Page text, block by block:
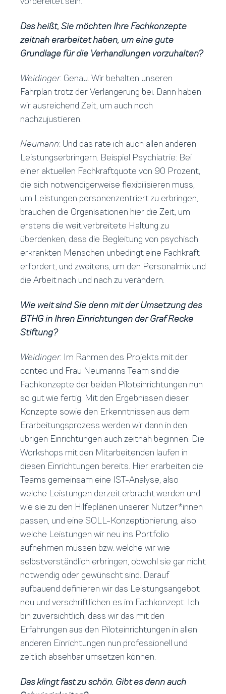
Das heißt, Sie möchten Ihre Fachkonzepte
zeitnah erarbeitet haben, um eine gute
Grundlage für die Verhandlungen vorzuhalten?
Weidinger: Genau. Wir behalten unseren
Fahrplan trotz der Verlängerung bei. Dann haben
wir ausreichend Zeit, um auch noch
nachzujustieren.
Neumann: Und das rate ich auch allen anderen
Leistungserbringern. Beispiel Psychiatrie: Bei
einer aktuellen Fachkraftquote von 90 Prozent,
die sich notwendigerweise flexibilisieren muss,
um Leistungen personenzentriert zu erbringen,
brauchen die Organisationen hier die Zeit, um
erstens die weit verbreitete Haltung zu
überdenken, dass die Begleitung von psychisch
erkrankten Menschen unbedingt eine Fachkraft
erfordert, und zweitens, um den Personalmix und
die Arbeit nach und nach zu verändern.
Wie weit sind Sie denn mit der Umsetzung des
BTHG in Ihren Einrichtungen der Graf Recke
Stiftung?
Weidinger: Im Rahmen des Projekts mit der
contec und Frau Neumanns Team sind die
Fachkonzepte der beiden Piloteinrichtungen nun
so gut wie fertig. Mit den Ergebnissen dieser
Konzepte sowie den Erkenntnissen aus dem
Erarbeitungsprozess werden wir dann in den
übrigen Einrichtungen auch zeitnah beginnen. Die
Workshops mit den Mitarbeitenden laufen in
diesen Einrichtungen bereits. Hier erarbeiten die
Teams gemeinsam eine IST-Analyse, also
welche Leistungen derzeit erbracht werden und
wie sie zu den Hilfeplänen unserer Nutzer*innen
passen, und eine SOLL-Konzeptionierung, also
welche Leistungen wir neu ins Portfolio
aufnehmen müssen bzw. welche wir wie
selbstverständlich erbringen, obwohl sie gar nicht
notwendig oder gewünscht sind. Darauf
aufbauend definieren wir das Leistungsangebot
neu und verschriftlichen es im Fachkonzept. Ich
bin zuversichtlich, dass wir das mit den
Erfahrungen aus den Piloteinrichtungen in allen
anderen Einrichtungen nun professionell und
zeitlich absehbar umsetzen können.
Das klingt fast zu schön. Gibt es denn auch